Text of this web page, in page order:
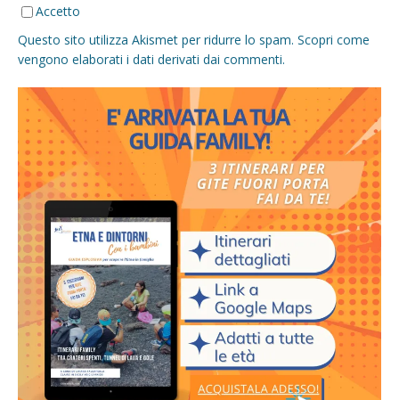
Accetto
Questo sito utilizza Akismet per ridurre lo spam. Scopri come
vengono elaborati i dati derivati dai commenti.